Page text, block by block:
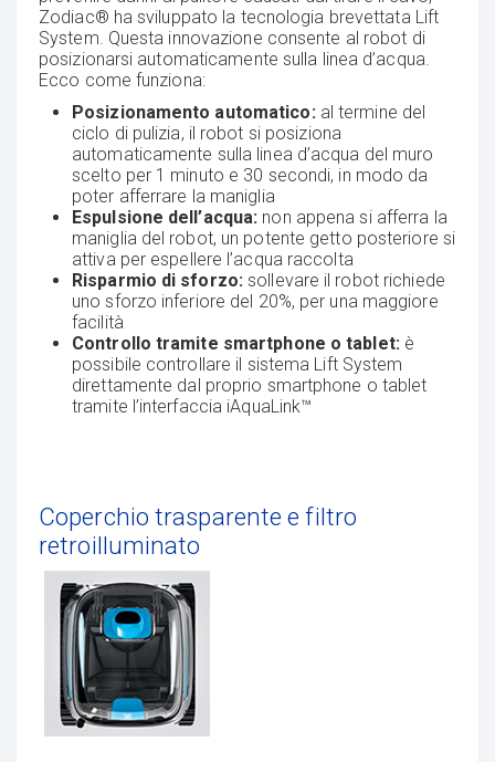
Zodiac® ha sviluppato la tecnologia brevettata Lift
System. Questa innovazione consente al robot di
posizionarsi automaticamente sulla linea d’acqua.
Ecco come funziona:
Posizionamento automatico:al termine del
ciclo di pulizia, il robot si posiziona
automaticamente sulla linea d’acqua del muro
scelto per 1 minuto e 30 secondi, in modo da
poter afferrare la maniglia
Espulsione dell’acqua: non appena si afferra la
maniglia del robot, un potente getto posteriore si
attiva per espellere l’acqua raccolta
Risparmio di sforzo: sollevare il robot richiede
uno sforzo inferiore del 20%, per una maggiore
facilità
Controllo tramite smartphone o tablet:è
possibile controllare il sistema Lift System
direttamente dal proprio smartphone o tablet
tramite l’interfaccia iAquaLink™
Coperchio trasparente e filtro
retroilluminato